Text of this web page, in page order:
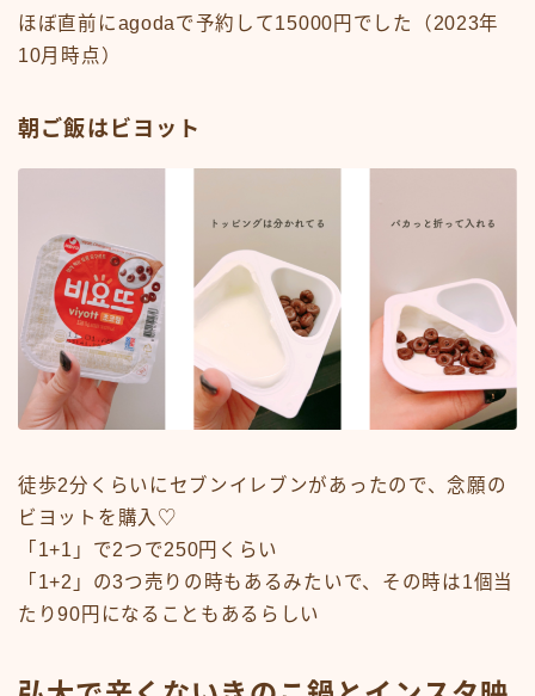
ほぼ直前にagodaで予約して15000円でした（2023年
10月時点）
朝ご飯はビヨット
徒歩2分くらいにセブンイレブンがあったので、念願の
ビヨットを購入♡
「1+1」で2つで250円くらい
「1+2」の3つ売りの時もあるみたいで、その時は1個当
たり90円になることもあるらしい